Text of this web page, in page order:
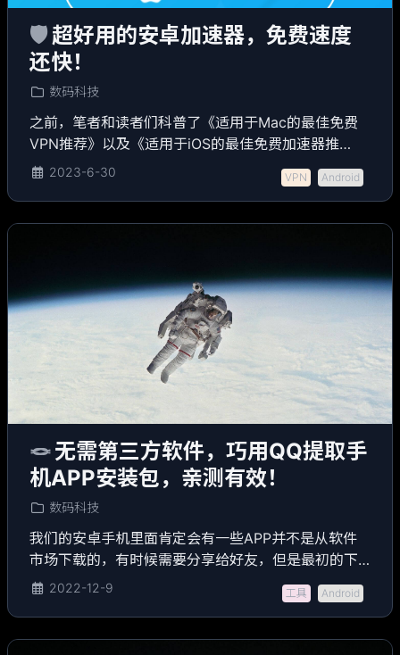
🛡️超好用的安卓加速器，免费速度
还快！
数码科技
之前，笔者和读者们科普了《适用于Mac的最佳免费
VPN推荐》以及《适用于iOS的最佳免费加速器推
荐》，有读者提问说在安卓上是否也可以做一些推
荐。于是笔者今天带来了该篇的第二个姊妹篇。需要
究。
2023-6-30 VPN Android
🪢无需第三方软件，巧用QQ提取手
机APP安装包，亲测有效！
数码科技
我们的安卓手机里面肯定会有一些APP并不是从软件
市场下载的，有时候需要分享给好友，但是最初的下
载链接找不到了，也没有保存安装包。在这种情况
下，要怎么把这个APP分享给好友呢？今天小编教大
接提取手机APP的安装包！
2022-12-9 工具 Android